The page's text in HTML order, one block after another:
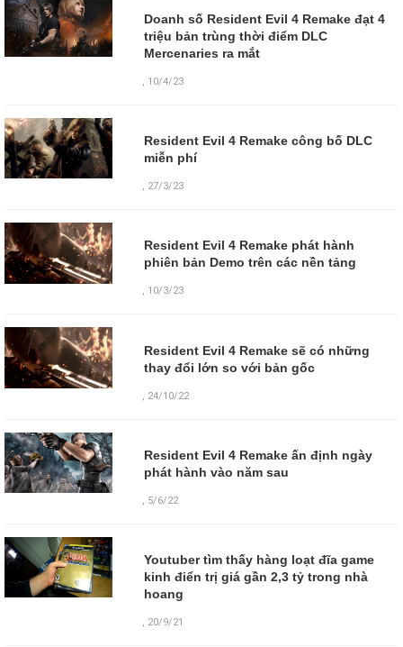
Doanh số Resident Evil 4 Remake đạt 4
triệu bản trùng thời điểm DLC
Mercenaries ra mắt
, 10/4/23
Resident Evil 4 Remake công bố DLC
miễn phí
, 27/3/23
Resident Evil 4 Remake phát hành
phiên bản Demo trên các nền tảng
, 10/3/23
Resident Evil 4 Remake sẽ có những
thay đổi lớn so với bản gốc
, 24/10/22
Resident Evil 4 Remake ấn định ngày
phát hành vào năm sau
, 5/6/22
Youtuber tìm thấy hàng loạt đĩa game
kinh điển trị giá gần 2,3 tỷ trong nhà
hoang
, 20/9/21